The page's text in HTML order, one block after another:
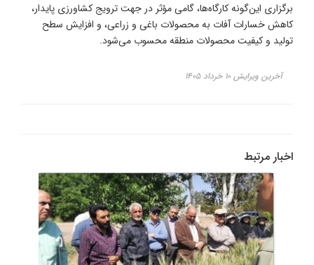
برگزاری این‌گونه کارگاه‌ها، گامی مؤثر در جهت ترویج کشاورزی پایدار،
کاهش خسارات آفات به محصولات باغی و زراعی، و افزایش سطح
تولید و کیفیت محصولات منطقه محسوب می‌شود.
آخرین ویرایش ۱۰ خرداد ۱۴۰۵
اخبار مرتبط